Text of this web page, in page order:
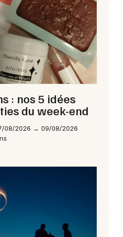
: nos 5 idées
du week-end
08/2026 → 09/08/2026